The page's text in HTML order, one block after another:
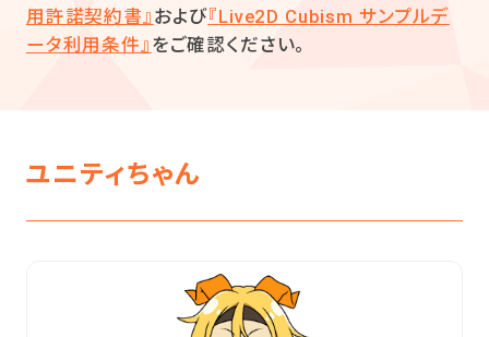
用許諾契約書』 および『Live2D Cubism サンプルデ
ータ利用条件』 をご確認ください。
ユニティちゃん